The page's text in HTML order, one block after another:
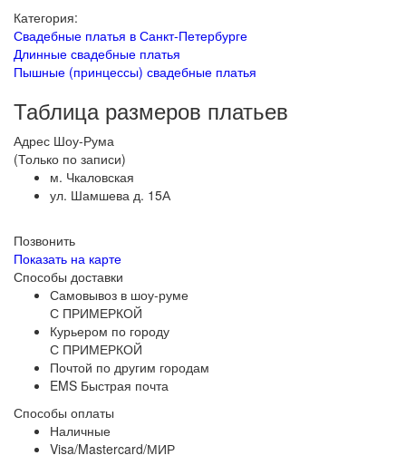
Категория:
Свадебные платья в Санкт-Петербурге
Длинные свадебные платья
Пышные (принцессы) свадебные платья
Таблица размеров платьев
Адрес Шоу-Рума
(Только по записи)
м. Чкаловская
ул. Шамшева д. 15А
Позвонить
Показать на карте
Способы доставки
Самовывоз в шоу-руме
С ПРИМЕРКОЙ
Курьером по городу
С ПРИМЕРКОЙ
Почтой по другим городам
EMS Быстрая почта
Способы оплаты
Наличные
Visa/Mastercard/МИР